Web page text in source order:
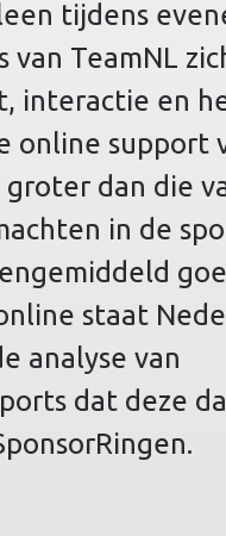
tijdens
TeamNL
interactie en
online support
dan die
in de
staat
analyse van
dat deze